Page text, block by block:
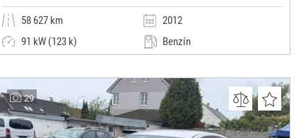
58 627 km
2012
91 kW (123 k)
Benzín
AUTOCENTRUM DAVO CAR
Olbramovice u Votic
(0x)
29